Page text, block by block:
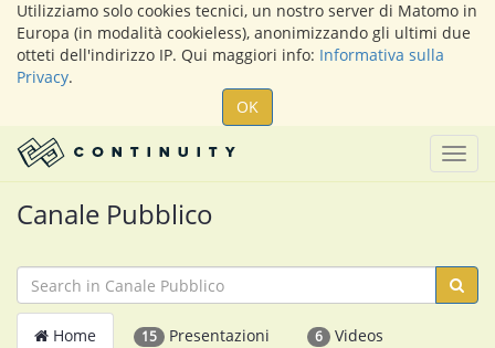
Utilizziamo solo cookies tecnici, un nostro server di Matomo in
Europa (in modalità cookieless), anonimizzando gli ultimi due
otteti dell'indirizzo IP. Qui maggiori info: Informativa sulla
Privacy.
OK
Canale Pubblico
Home 15 Presentazioni 6 Videos